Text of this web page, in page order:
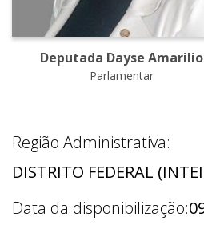
Deputada Dayse Amarilio
Parlamentar
Região Administrativa:
DISTRITO FEDERAL
Data da disponibilização: